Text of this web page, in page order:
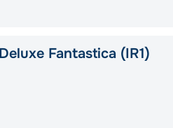
Fantastica (IR1)